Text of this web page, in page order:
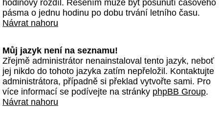
hodinový rozdíl. Řešením může být posunutí časového
pásma o jednu hodinu po dobu trvání letního času.
Návrat nahoru
Můj jazyk není na seznamu!
Zřejmě administrátor nenainstaloval tento jazyk, neboť
jej nikdo do tohoto jazyka zatím nepřeložil. Kontaktujte
administrátora, případně si překlad vytvořte sami. Pro
více informací se podívejte na stránky phpBB Group.
Návrat nahoru